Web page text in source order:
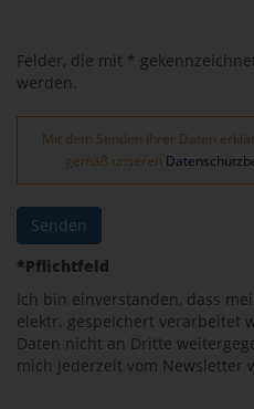
Felder, die mit *
werden.
Mit dem Senden Ihrer Daten
gemäß unseren
Senden
*Pflichtfeld
Ich bin einverstanden, dass
elektr. gespeichert verarbeitet
Daten nicht an Dritte
mich jederzeit vom Newsletter